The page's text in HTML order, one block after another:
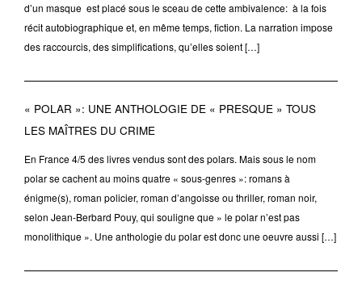
d’un masque est placé sous le sceau de cette ambivalence: à la fois
récit autobiographique et, en même temps, fiction. La narration impose
des raccourcis, des simplifications, qu’elles soient […]
« POLAR »: UNE ANTHOLOGIE DE « PRESQUE » TOUS
LES MAÎTRES DU CRIME
En France 4/5 des livres vendus sont des polars. Mais sous le nom
polar se cachent au moins quatre « sous-genres »: romans à
énigme(s), roman policier, roman d’angoisse ou thriller, roman noir,
selon Jean-Berbard Pouy, qui souligne que » le polar n’est pas
monolithique ». Une anthologie du polar est donc une oeuvre aussi […]